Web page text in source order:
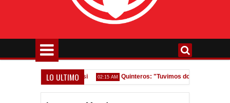
LO ULTIMO
Homenaje a Jorge Messi 02:15 AM Quinteros: "Tuvimos dos errores, nos